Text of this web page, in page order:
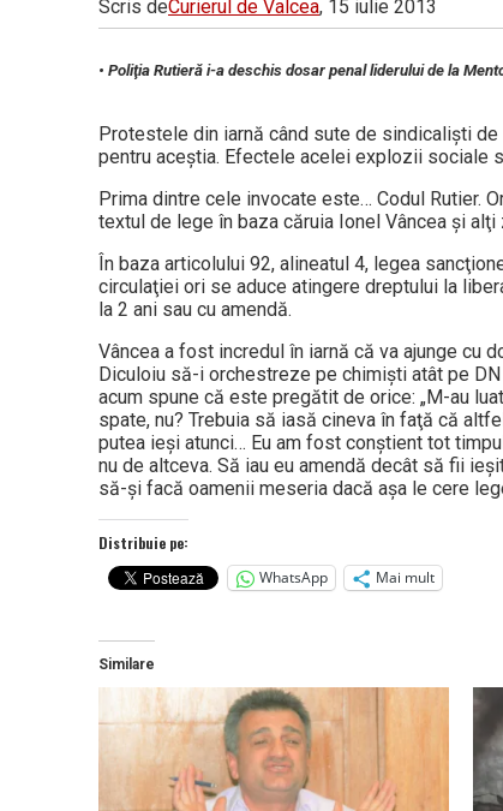
Vâlcea
Scris deCurierul de Valcea, 15 iulie 2013
• Poliţia Rutieră i-a deschis dosar penal liderului de la
Protestele din iarnă când sute de sindicalişti
pentru aceştia. Efectele acelei explozii sociale
Prima dintre cele invocate este… Codul Rutier.
textul de lege în baza căruia Ionel Vâncea şi
În baza articolului 92, alineatul 4, legea
circulaţiei ori se aduce atingere dreptului la
la 2 ani sau cu amendă.
Vâncea a fost incredul în iarnă că va ajunge cu
Diculoiu să-i orchestreze pe chimişti atât pe
acum spune că este pregătit de orice: „M-au
spate, nu? Trebuia să iasă cineva în faţă că
putea ieşi atunci… Eu am fost conştient tot
nu de altceva. Să iau eu amendă decât să fii
să-şi facă oamenii meseria dacă aşa le cere
Distribuie pe:
WhatsApp
Mai mult
Similare